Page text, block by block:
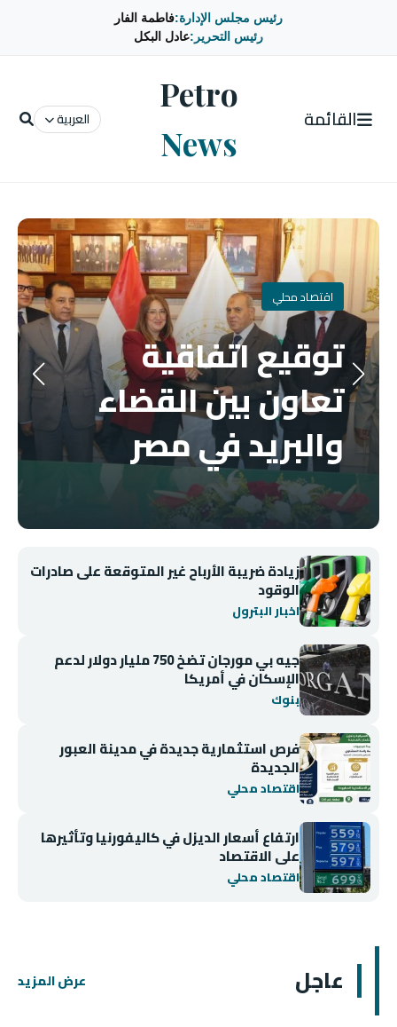
رئيس مجلس الإدارة:فاطمة الفار
رئيس التحرير:عادل البكل
القائمة
Petro
News
العربية
اقتصاد محلي
توقيع اتفاقية
تعاون بين القضاء
والبريد في مصر
زيادة ضريبة الأرباح غير المتوقعة على صادرات
الوقود
اخبار البترول
جيه بي مورجان تضخ 750 مليار دولار لدعم
الإسكان في أمريكا
بنوك
فرص استثمارية جديدة في مدينة العبور
الجديدة
اقتصاد محلي
ارتفاع أسعار الديزل في كاليفورنيا وتأثيرها
على الاقتصاد
اقتصاد محلي
عاجل عرض المزيد